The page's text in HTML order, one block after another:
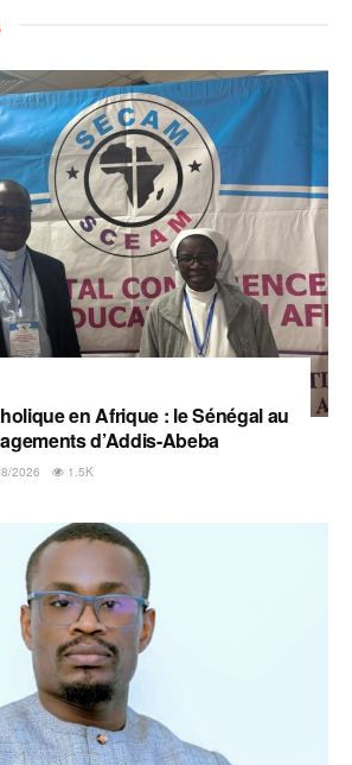
en Afrique : le Sénégal au
d’Addis-Abeba
2026 1.5K